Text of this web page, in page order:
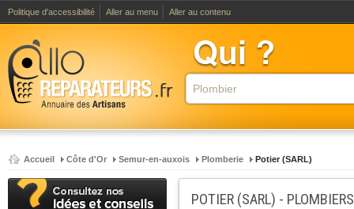
Politique d'accessibilité Aller au menu Aller au contenu
Accueil Côte d'Or Semur-en-auxois Plomberie Potier (SARL)
POTIER (SARL) - PLOMBIERS